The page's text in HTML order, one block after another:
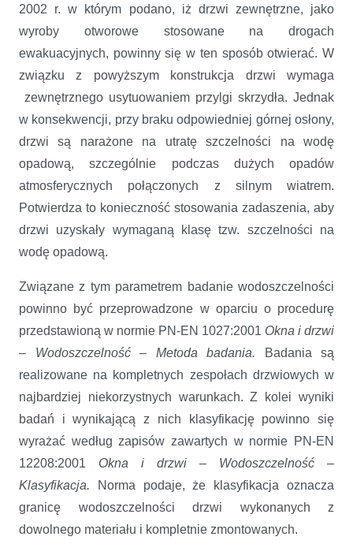
2002 r. w którym podano, iż drzwi zewnętrzne, jako
wyroby otworowe stosowane na drogach
ewakuacyjnych, powinny się w ten sposób otwierać. W
związku z powyższym konstrukcja drzwi wymaga
zewnętrznego usytuowaniem przylgi skrzydła. Jednak
w konsekwencji, przy braku odpowiedniej górnej osłony,
drzwi są narażone na utratę szczelności na wodę
opadową, szczególnie podczas dużych opadów
atmosferycznych połączonych z silnym wiatrem.
Potwierdza to konieczność stosowania zadaszenia, aby
drzwi uzyskały wymaganą klasę tzw. szczelności na
wodę opadową.
Związane z tym parametrem badanie wodoszczelności
powinno być przeprowadzone w oparciu o procedurę
przedstawioną w normie PN-EN 1027:2001 Okna i drzwi
– Wodoszczelność – Metoda badania. Badania są
realizowane na kompletnych zespołach drzwiowych w
najbardziej niekorzystnych warunkach. Z kolei wyniki
badań i wynikającą z nich klasyfikację powinno się
wyrażać według zapisów zawartych w normie PN-EN
12208:2001 Okna i drzwi – Wodoszczelność –
Klasyfikacja.
Norma podaje, że klasyfikacja oznacza
granicę wodoszczelności drzwi wykonanych z
dowolnego materiału i kompletnie zmontowanych.